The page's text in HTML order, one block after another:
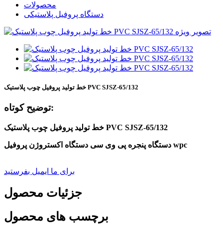
محصولات
دستگاه پروفیل پلاستیکی
خط تولید پروفیل چوب پلاستیک PVC SJSZ-65/132
توضیح کوتاه:
خط تولید پروفیل چوب پلاستیک PVC SJSZ-65/132
دستگاه پنجره پی وی سی دستگاه اکستروژن پروفیل wpc
برای ما ایمیل بفرستید
جزئیات محصول
برچسب های محصول